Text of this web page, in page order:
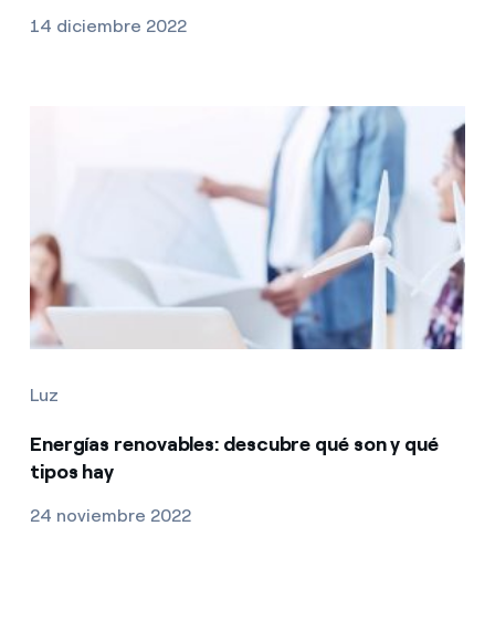
14 diciembre 2022
Luz
Energías renovables: descubre qué son y qué
tipos hay
24 noviembre 2022